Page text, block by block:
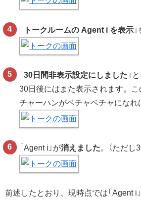
「 トークルームの Agent i を表示
「30日間非表示設定にしました 」
30日後にはまた表示されます。
チャーハンがベチャベチャになれ
「Agent i」が消えました。（ただし
前述したとおり、現時点では「Agent i